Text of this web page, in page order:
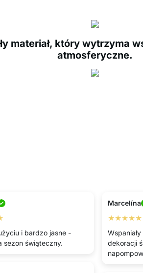
materiał, który wytrzyma
atmosferyczne.
i bardzo jasne -
sezon świąteczny.
Marcelína
★★★★★
dekoracji